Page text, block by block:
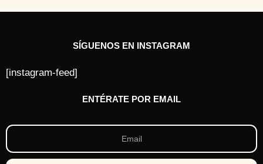
SÍGUENOS EN INSTAGRAM
[instagram-feed]
ENTÉRATE POR EMAIL